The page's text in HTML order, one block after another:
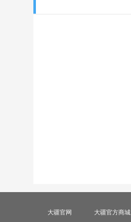
大疆官网 大疆官方商城